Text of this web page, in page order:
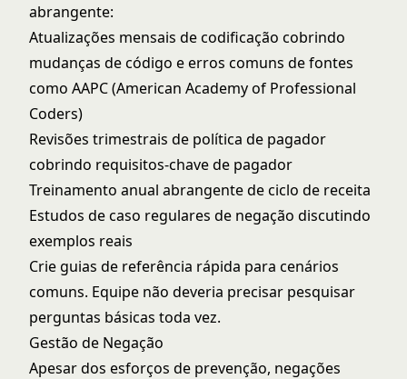
abrangente:
Atualizações mensais de codificação cobrindo
mudanças de código e erros comuns de fontes
como AAPC (American Academy of Professional
Coders)
Revisões trimestrais de política de pagador
cobrindo requisitos-chave de pagador
Treinamento anual abrangente de ciclo de receita
Estudos de caso regulares de negação discutindo
exemplos reais
Crie guias de referência rápida para cenários
comuns. Equipe não deveria precisar pesquisar
perguntas básicas toda vez.
Gestão de Negação
Apesar dos esforços de prevenção, negações